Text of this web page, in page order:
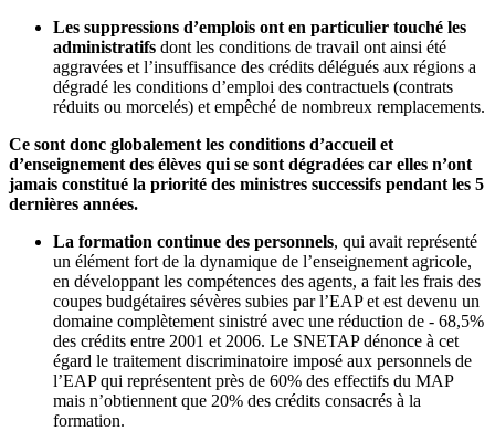
Les suppressions d’emplois ont en particulier touché les
administratifs dont les conditions de travail ont ainsi été
aggravées et l’insuffisance des crédits délégués aux régions a
dégradé les conditions d’emploi des contractuels (contrats
réduits ou morcelés) et empêché de nombreux remplacements.
Ce sont donc globalement les conditions d’accueil et
d’enseignement des élèves qui se sont dégradées car elles n’ont
jamais constitué la priorité des ministres successifs pendant les 5
dernières années.
La formation continue des personnels, qui avait représenté
un élément fort de la dynamique de l’enseignement agricole,
en développant les compétences des agents, a fait les frais des
coupes budgétaires sévères subies par l’EAP et est devenu un
domaine complètement sinistré avec une réduction de - 68,5%
des crédits entre 2001 et 2006. Le SNETAP dénonce à cet
égard le traitement discriminatoire imposé aux personnels de
l’EAP qui représentent près de 60% des effectifs du MAP
mais n’obtiennent que 20% des crédits consacrés à la
formation.